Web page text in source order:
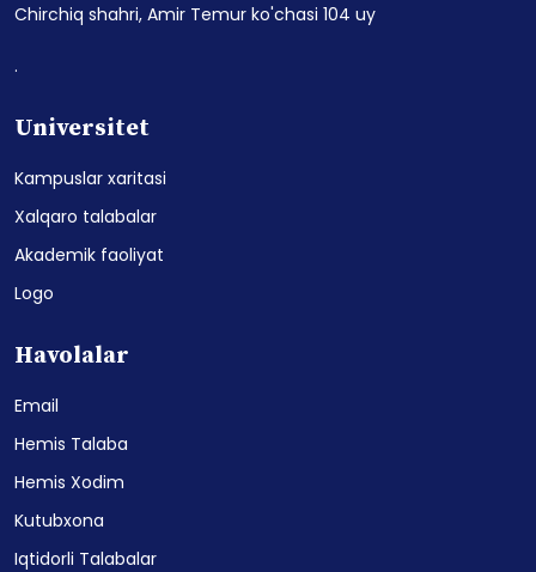
Chirchiq shahri, Amir Temur ko'chasi 104 uy
.
Universitet
Kampuslar xaritasi
Xalqaro talabalar
Akademik faoliyat
Logo
Havolalar
Email
Hemis Talaba
Hemis Xodim
Kutubxona
Iqtidorli Talabalar